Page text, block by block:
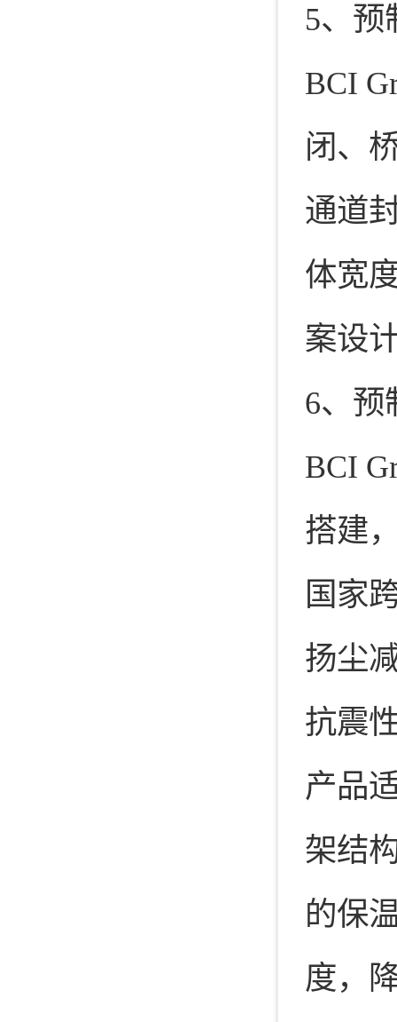
5、预
BCI
闭、
通道
体宽
案设
6、预
BCI
搭建
国家
扬尘
抗震
产品
架结
的保
度，